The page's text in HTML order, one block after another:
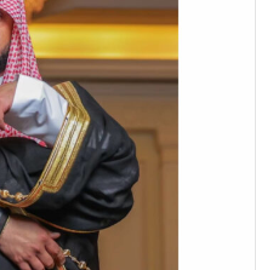
ل
ى
X
ر
ي
د
ا
إ
ل
ك
ت
ر